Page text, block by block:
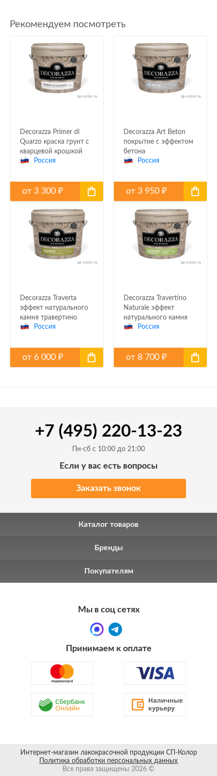
Рекомендуем посмотреть
Decorazza Primer di
Quarzo краска грунт с
кварцевой крошкой
Россия
от 3 300 ₽
Decorazza Art Beton
покрытие с эффектом
бетона
Россия
от 3 950₽
Decorazza Traverta
эффект натурального
камня травертино
Россия
от 6 000 ₽
Decorazza Travertino
Naturale эффект
натурального камня
травертина
Россия
от 8 700₽
+7 (495) 220-13-23
Пн-сб с 10:00 до 21:00
Если у вас есть вопросы
Заказать звонок
Каталог товаров
Бренды
Покупателям
Мы в соц сетях
Принимаем к оплате
Интернет-магазин лакокрасочной продукции СП-Колор
Политика обработки персональных данных
Все права защищены 2026 ©